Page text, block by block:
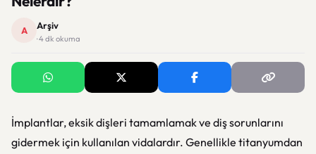
A Arşiv
· 4 dk okuma
İmplantlar, eksik dişleri tamamlamak ve diş sorunlarını
gidermek için kullanılan vidalardır. Genellikle titanyumdan